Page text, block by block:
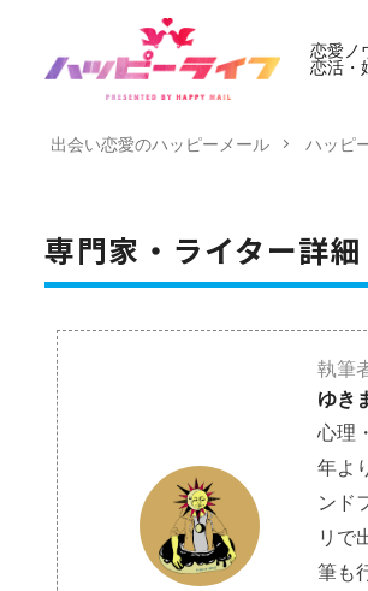
恋愛ノ
恋活・
出会い恋愛のハッピーメール ハッピ
専門家・ライター詳細
執筆
ゆき
心理
年よ
ンド
リで
筆も